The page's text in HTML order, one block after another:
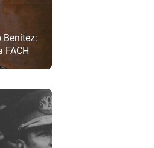
Benítez:
FACH